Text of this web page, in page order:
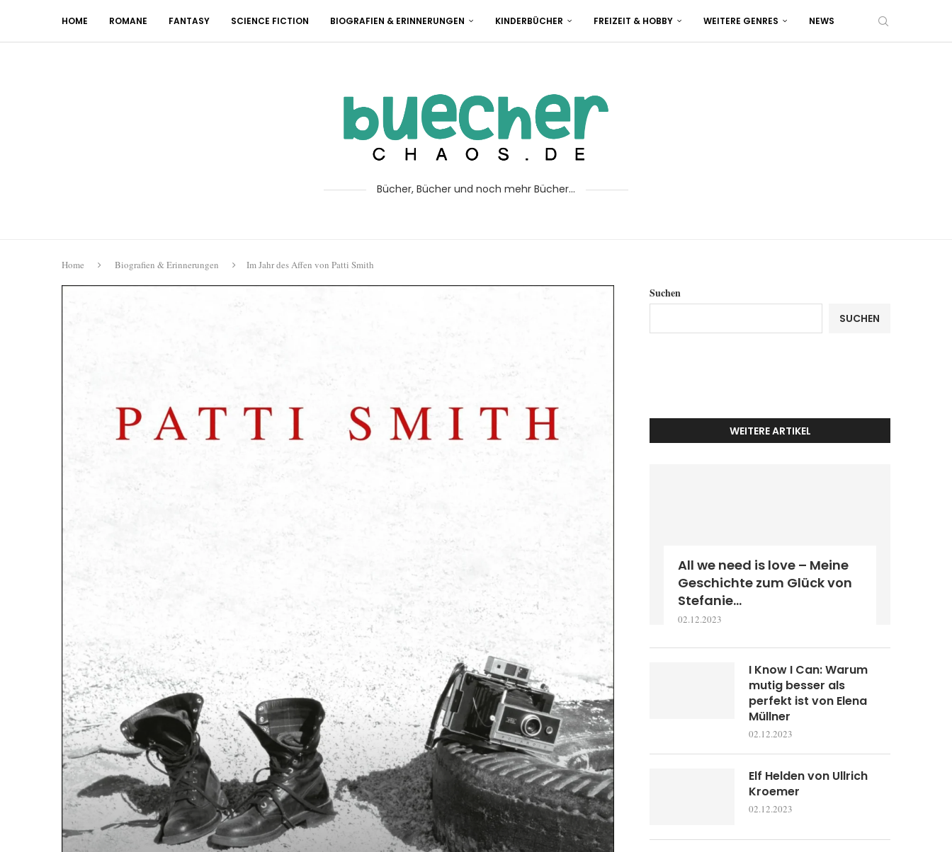
HOME ROMANE FANTASY SCIENCE FICTION BIOGRAFIEN & ERINNERUNGEN KINDERBÜCHER FREIZEIT & HOBBY WEITERE GENRES NEWS
Bücher, Bücher und noch mehr Bücher...
Home Biografien & Erinnerungen Im Jahr des Affen von Patti Smith
Suchen
SUCHEN
WEITERE ARTIKEL
All we need is love – Meine
Geschichte zum Glück von
Stefanie...
02.12.2023
I Know I Can: Warum
mutig besser als
perfekt ist von Elena
Müllner
02.12.2023
Elf Helden von Ullrich
Kroemer
02.12.2023